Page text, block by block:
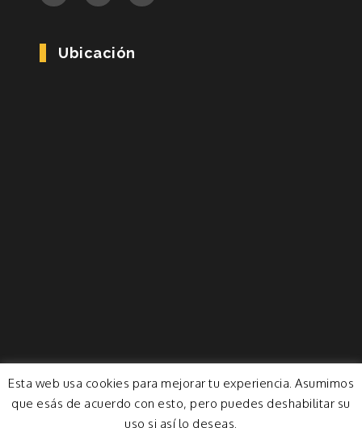
Ubicación
Esta web usa cookies para mejorar tu experiencia. Asumimos
que esás de acuerdo con esto, pero puedes deshabilitar su
uso si así lo deseas.